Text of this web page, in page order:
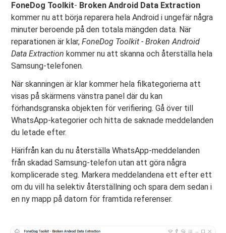
FoneDog Toolkit- Broken Android Data Extraction
kommer nu att börja reparera hela Android i ungefär några
minuter beroende på den totala mängden data. När
reparationen är klar,FoneDog Toolkit - Broken Android
Data Extraction kommer nu att skanna och återställa hela
Samsung-telefonen.
När skanningen är klar kommer hela filkategorierna att
visas på skärmens vänstra panel där du kan
förhandsgranska objekten för verifiering. Gå över till
WhatsApp-kategorier och hitta de saknade meddelanden
du letade efter.
Härifrån kan du nu återställa WhatsApp-meddelanden
från skadad Samsung-telefon utan att göra några
komplicerade steg. Markera meddelandena ett efter ett
om du vill ha selektiv återställning och spara dem sedan i
en ny mapp på datorn för framtida referenser.